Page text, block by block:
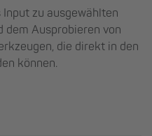
zu ausgewählten
dem Ausprobieren von
die direkt in den
können.